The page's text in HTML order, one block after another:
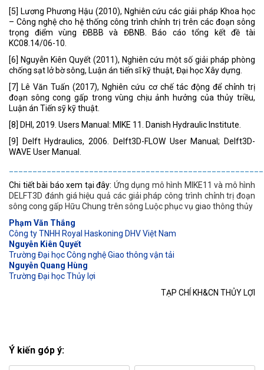
[5] Lương Phương Hậu (2010), Nghiên cứu các giải pháp Khoa học
– Công nghệ cho hệ thống công trình chỉnh trị trên các đoạn sông
trọng điểm vùng ĐBBB và ĐBNB. Báo cáo tổng kết đề tài
KC08.14/06-10.
[6] Nguyễn Kiên Quyết (2011), Nghiên cứu một số giải pháp phòng
chống sạt lở bờ sông, Luận án tiến sĩ kỹ thuật, Đại học Xây dựng.
[7] Lê Văn Tuấn (2017), Nghiên cứu cơ chế tác động để chỉnh trị
đoạn sông cong gấp trong vùng chịu ảnh hưởng của thủy triều,
Luận án Tiến sỹ kỹ thuật.
[8] DHI, 2019. Users Manual: MIKE 11. Danish Hydraulic Institute.
[9] Delft Hydraulics, 2006. Delft3D-FLOW User Manual; Delft3D-
WAVE User Manual.
Chi tiết bài báo xem tại đây: Ứng dụng mô hình MIKE11 và mô hình
DELFT3D đánh giá hiệu quả các giải pháp công trình chỉnh trị đoạn
sông cong gấp Hữu Chung trên sông Luộc phục vụ giao thông thủy
Phạm Văn Thắng
Công ty TNHH Royal Haskoning DHV Việt Nam
Nguyễn Kiên Quyết
Trường Đại học Công nghệ Giao thông vận tải
Nguyễn Quang Hùng
Trường Đại học Thủy lợi
TẠP CHÍ KH&CN THỦY LỢI
Ý kiến góp ý: